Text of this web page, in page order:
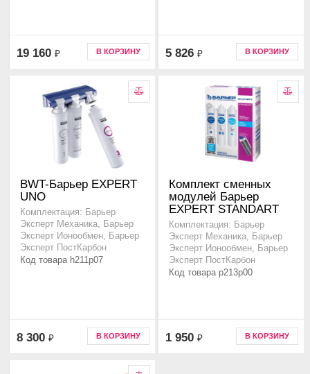
19 160 ₽ В КОРЗИНУ 5 826 ₽ В КОРЗИНУ
BWT-Барьер EXPERT
UNO
Комплектация: Барьер
Эксперт Механика, Барьер
Эксперт Ионообмен, Барьер
Эксперт ПостКарбон
Код товара h211p07
8 300 ₽ В КОРЗИНУ
Комплект сменных
модулей Барьер
EXPERT STANDART
Комплектация: Барьер
Эксперт Механика, Барьер
Эксперт Ионообмен, Барьер
Эксперт ПостКарбон
Код товара p213p00
1 950 ₽ В КОРЗИНУ